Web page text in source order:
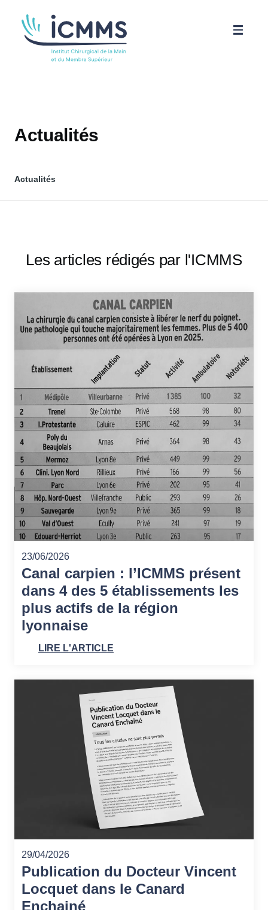
ICMMS
Parcours patient
Actualités
Actualités
Les articles rédigés par l'ICMMS
23/06/2026
Canal carpien : l’ICMMS présent
dans 4 des 5 établissements les
plus actifs de la région
lyonnaise
LIRE L'ARTICLE
29/04/2026
Publication du Docteur Vincent
Locquet dans le Canard
Enchainé